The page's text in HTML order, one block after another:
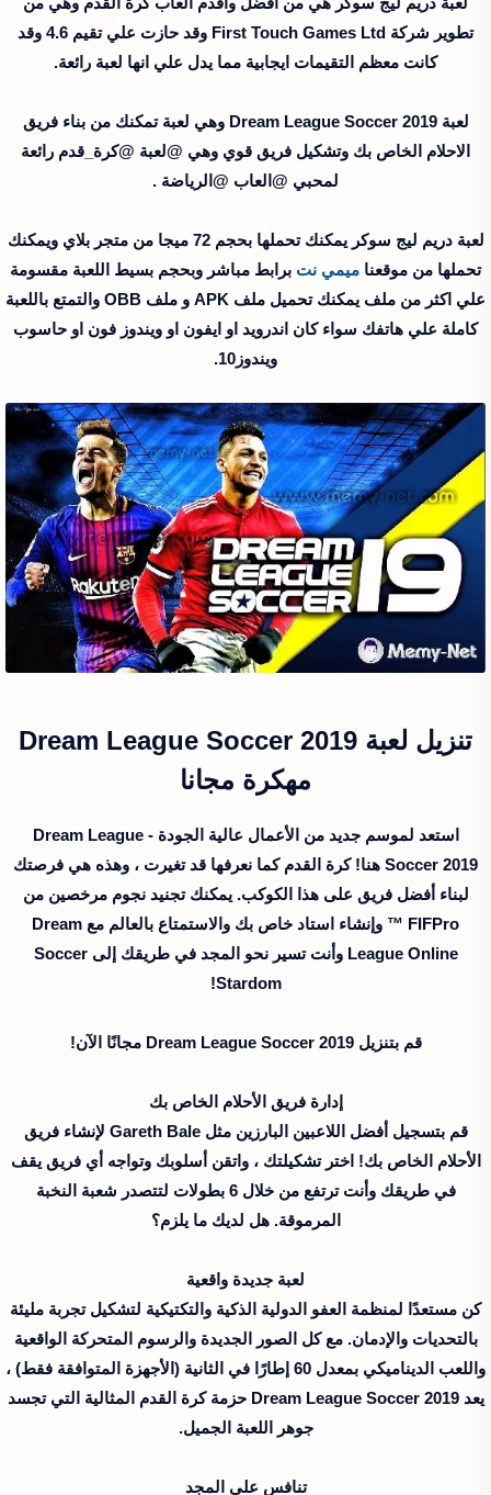
تطوير شركة First Touch Games Ltd وقد حازت علي تقيم 4.6 وقد
كانت معظم التقيمات ايجابية مما يدل علي انها لعبة رائعة.
لعبة Dream League Soccer 2019 وهي لعبة تمكنك من بناء فريق
الاحلام الخاص بك وتشكيل فريق قوي وهي @لعبة @كرة_قدم رائعة
لمحبي @العاب @الرياضة .
لعبة دريم ليج سوكر يمكنك تحملها بحجم 72 ميجا من متجر بلاي ويمكنك
تحملها من موقعنا ميمي نت برابط مباشر وبحجم بسيط اللعبة مقسومة
علي اكثر من ملف يمكنك تحميل ملف APK و ملف OBB والتمتع باللعبة
كاملة علي هاتفك سواء كان اندرويد او ايفون او ويندوز فون او حاسوب
ويندوز10.
تنزيل لعبة Dream League Soccer 2019
مهكرة مجانا
استعد لموسم جديد من الأعمال عالية الجودة - Dream League
Soccer 2019 هنا! كرة القدم كما نعرفها قد تغيرت ، وهذه هي فرصتك
لبناء أفضل فريق على هذا الكوكب. يمكنك تجنيد نجوم مرخصين من
FIFPro ™ وإنشاء استاد خاص بك والاستمتاع بالعالم مع Dream
League Online وأنت تسير نحو المجد في طريقك إلى Soccer
Stardom!
قم بتنزيل Dream League Soccer 2019 مجانًا الآن!
إدارة فريق الأحلام الخاص بك
قم بتسجيل أفضل اللاعبين البارزين مثل Gareth Bale لإنشاء فريق
الأحلام الخاص بك! اختر تشكيلتك ، واتقن أسلوبك وتواجه أي فريق يقف
في طريقك وأنت ترتفع من خلال 6 بطولات لتتصدر شعبة النخبة
المرموقة. هل لديك ما يلزم؟
لعبة جديدة واقعية
كن مستعدًا لمنظمة العفو الدولية الذكية والتكتيكية لتشكيل تجربة مليئة
بالتحديات والإدمان. مع كل الصور الجديدة والرسوم المتحركة الواقعية
واللعب الديناميكي بمعدل 60 إطارًا في الثانية (الأجهزة المتوافقة فقط) ،
يعد Dream League Soccer 2019 حزمة كرة القدم المثالية التي تجسد
جوهر اللعبة الجميل.
تنافس على المجد